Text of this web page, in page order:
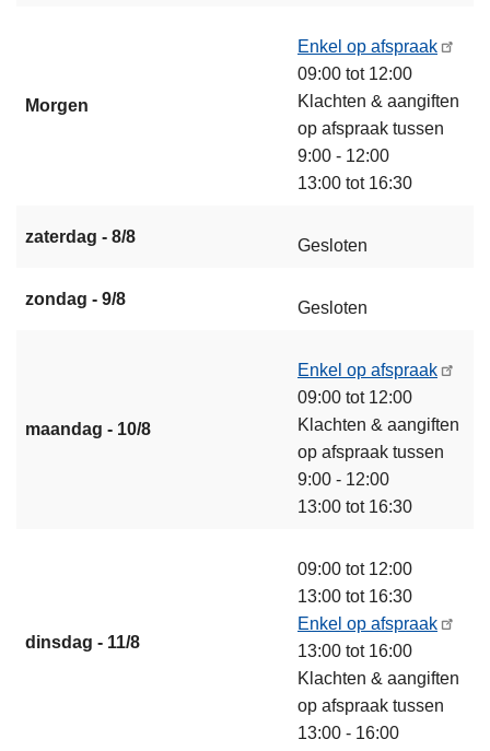
Morgen
Enkel op afspraak
09:00 tot 12:00
Klachten & aangiften
op afspraak tussen
9:00 - 12:00
13:00 tot 16:30
zaterdag - 8/8 Gesloten
zondag - 9/8 Gesloten
maandag - 10/8
Enkel op afspraak
09:00 tot 12:00
Klachten & aangiften
op afspraak tussen
9:00 - 12:00
13:00 tot 16:30
dinsdag - 11/8
09:00 tot 12:00
13:00 tot 16:30
Enkel op afspraak
13:00 tot 16:00
Klachten & aangiften
op afspraak tussen
13:00 - 16:00